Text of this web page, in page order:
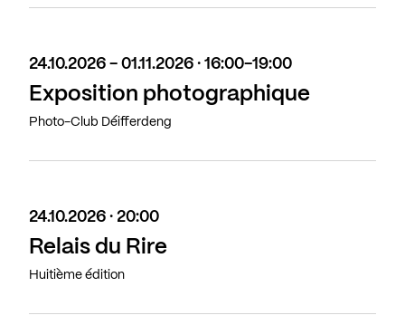
24.10.2026 - 01.11.2026 · 16:00-19:00
Exposition photographique
Photo-Club Déifferdeng
24.10.2026 · 20:00
Relais du Rire
Huitième édition